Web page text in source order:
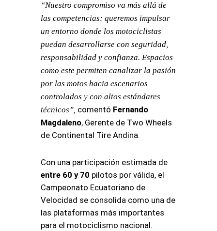
“Nuestro compromiso va más allá de
las competencias; queremos impulsar
un entorno donde los motociclistas
puedan desarrollarse con seguridad,
responsabilidad y confianza. Espacios
como este permiten canalizar la pasión
por las motos hacia escenarios
controlados y con altos estándares
técnicos”, comentó Fernando
Magdaleno, Gerente de Two Wheels
de Continental Tire Andina.
Con una participación estimada de
entre 60 y 70 pilotos por válida, el
Campeonato Ecuatoriano de
Velocidad se consolida como una de
las plataformas más importantes
para el motociclismo nacional.